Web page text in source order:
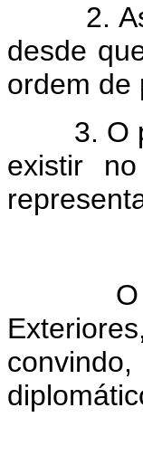
2. As
desde
ordem de
3. O
existir
O